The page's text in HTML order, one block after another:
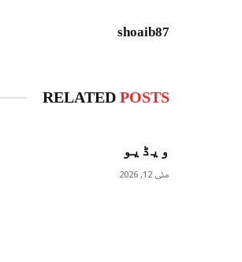
shoaib87
RELATED POSTS
ویڈیو
مئی 12, 2026